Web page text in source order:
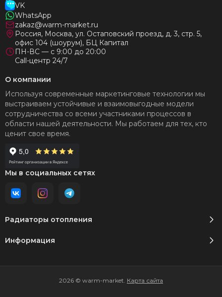
VK
WhatsApp
zakaz@warm-market.ru
Россия, Москва, ул. Остаповский проезд, д. 3, стр. 5,
офис 104 (шоурум), БЦ Капитал
ПН-ВС — с 9:00 до 20:00
Call-центр 24/7
Радиаторы отопления
Информация
О компании
Используя современные маркетинговые технологии мы
выстраиваем устойчивые и взаимовыгодные модели
сотрудничества со всеми участниками процессов в
области нашей деятельности. Мы работаем для тех, кто
ценит свое время.
Мы в социальных сетях
2026 © warm-market. Карта сайта